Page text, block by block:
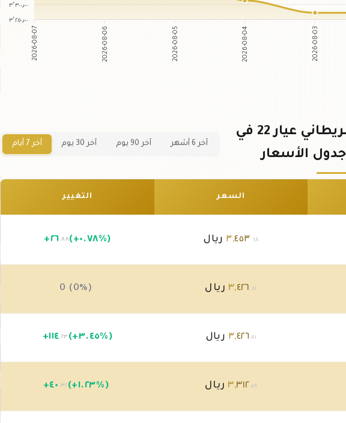
٣٬٣٠٠٫٠٠
٣٬٢٥٠٫٠٠
2026-08-07 2026-08-06 2026-08-05 2026-08-04 2026-08-03
سعر جنية ذهب بريطاني عيار 22 في
الأسعار
آخر 6 أشهر آخر 90 يوم آخر 30 يوم آخر 7 أيام
السعر التغيير
٣,٤٥٣.٦٨ ريال +٢٦ .٨٨ (+٠.٧٨%)
٣,٤٢٦.٨١ ريال 0 (0%)
٣,٤٢٦.٨١ ريال +١١٤ .٢٣ (+٣.٤٥%)
٣,٣١٢.٥٨ ريال +٤٠ .٣٢ (+١.٢٣%)